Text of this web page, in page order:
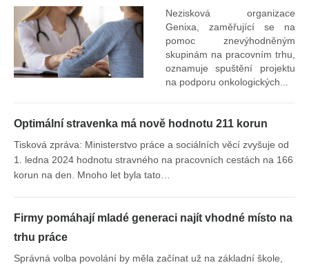
Nezisková organizace
Genixa, zaměřující se na
pomoc znevýhodněným
skupinám na pracovním trhu,
oznamuje spuštění projektu
na podporu onkologických...
Optimální stravenka má nově hodnotu 211 korun
Tisková zpráva: Ministerstvo práce a sociálních věcí zvyšuje od
1. ledna 2024 hodnotu stravného na pracovních cestách na 166
korun na den. Mnoho let byla tato…
Firmy pomáhají mladé generaci najít vhodné místo na
trhu práce
Správná volba povolání by měla začínat už na základní škole,